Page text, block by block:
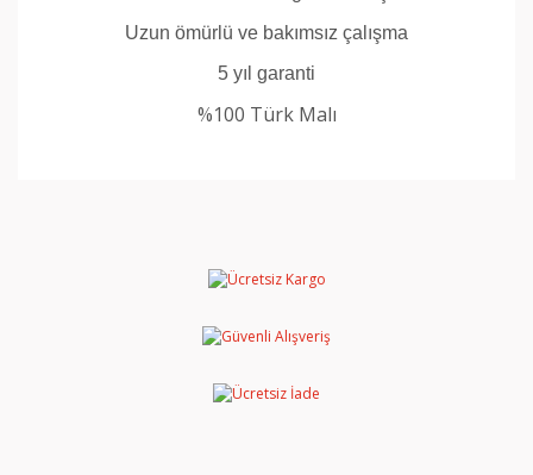
Uzun ömürlü ve bakımsız çalışma
5 yıl garanti
%100 Türk Malı
Yorum Yaz
Ürün açıklamasında eksik bilgiler bulunuyor.